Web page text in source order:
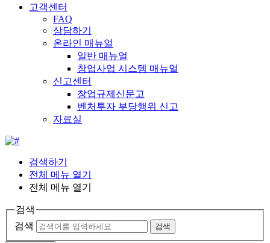
고객센터
FAQ
상담하기
온라인 매뉴얼
일반 매뉴얼
창업사업 시스템 매뉴얼
신고센터
창업규제신문고
벤처투자 부당행위 신고
자료실
검색하기
전체 메뉴 열기
전체 메뉴 열기
검색
검색
검색